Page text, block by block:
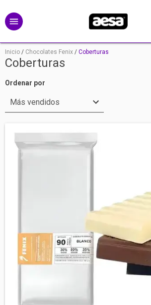
Inicio / Chocolates Fenix / Coberturas
Coberturas
Ordenar por